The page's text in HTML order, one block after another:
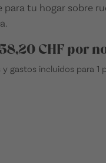
para tu hogar sobre
CHF por
gastos incluidos para 1